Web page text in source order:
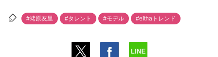
#蛯原友里 #タレント #モデル #elthaトレンド